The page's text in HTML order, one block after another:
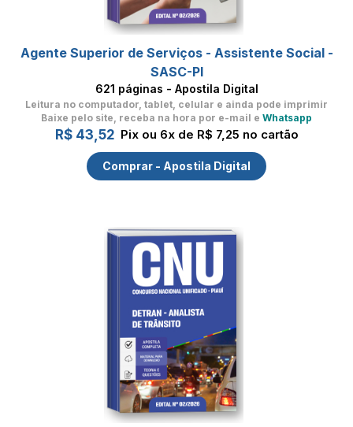
Agente Superior de Serviços - Assistente Social -
SASC-PI
621 páginas - Apostila Digital
Leitura no computador, tablet, celular e ainda pode imprimir
Baixe pelo site, receba na hora por e-mail e Whatsapp
R$ 43,52 Pix ou 6x de R$ 7,25 no cartão
Comprar - Apostila Digital